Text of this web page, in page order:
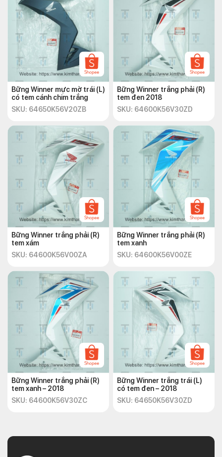
Bững Winner mực mờ trái (L)
có tem cánh chim trắng
SKU: 64650K56V20ZB
Bững Winner trắng phải (R)
tem đen 2018
SKU: 64600K56V30ZD
Bững Winner trắng phải (R)
tem xám
SKU: 64600K56V00ZA
Bững Winner trắng phải (R)
tem xanh
SKU: 64600K56V00ZE
Bững Winner trắng phải (R)
tem xanh – 2018
SKU: 64600K56V30ZC
Bững Winner trắng trái (L)
có tem đen – 2018
SKU: 64650K56V30ZD